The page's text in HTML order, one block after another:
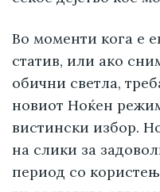
Во моменти кога е
статив, или ако
обични светла,
новиот Ноќен
вистински избор.
на слики за
период со